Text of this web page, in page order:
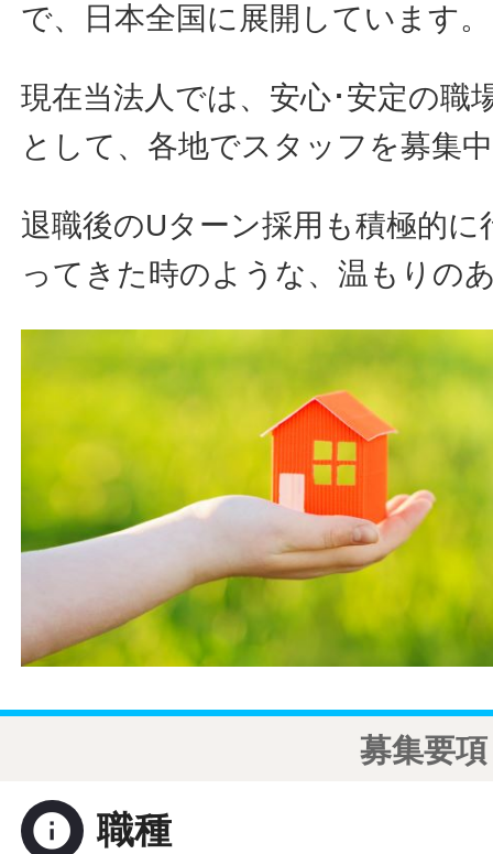
で、日本全国に展開しています。
現在当法人では、安心･安定の職
として、各地でスタッフを募集
退職後のUターン採用も積極的
ってきた時のような、温もりの
募集要項
info 職種